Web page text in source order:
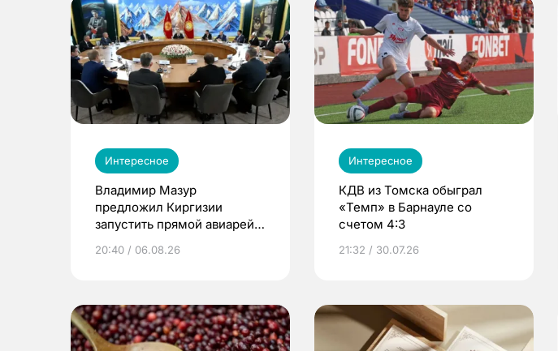
Интересное
Владимир Мазур
предложил Киргизии
запустить прямой авиарейс
20:40 / 06.08.26
Интересное
КДВ из Томска обыграл
«Темп» в Барнауле со
счетом 4:3
21:32 / 30.07.26